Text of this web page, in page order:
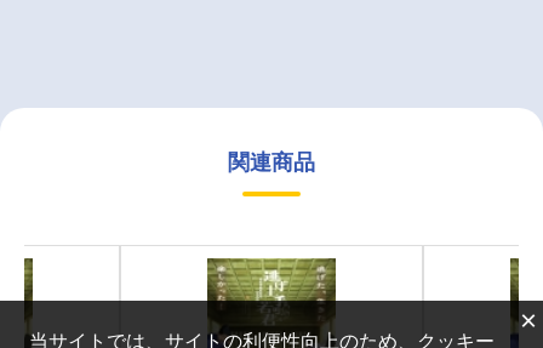
関連商品
×
当サイトでは、サイトの利便性向上のため、クッキー